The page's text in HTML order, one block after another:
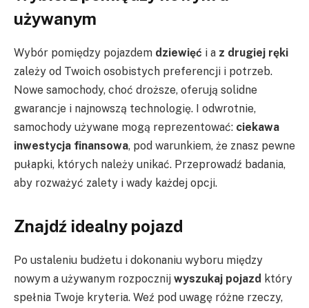
używanym
Wybór pomiędzy pojazdem dziewięć i a z drugiej ręki
zależy od Twoich osobistych preferencji i potrzeb.
Nowe samochody, choć droższe, oferują solidne
gwarancje i najnowszą technologię. I odwrotnie,
samochody używane mogą reprezentować: ciekawa
inwestycja finansowa, pod warunkiem, że znasz pewne
pułapki, których należy unikać. Przeprowadź badania,
aby rozważyć zalety i wady każdej opcji.
Znajdź idealny pojazd
Po ustaleniu budżetu i dokonaniu wyboru między
nowym a używanym rozpocznij wyszukaj pojazd który
spełnia Twoje kryteria. Weź pod uwagę różne rzeczy,